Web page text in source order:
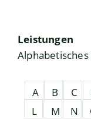
Leistungen
A B C
L
M N